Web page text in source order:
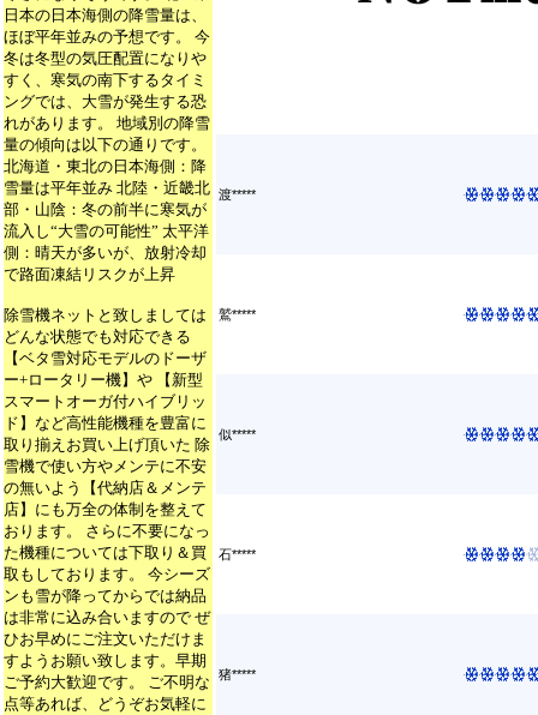
日本の日本海側の降雪量は、
ほぼ平年並みの予想です。 今
冬は冬型の気圧配置になりや
すく、寒気の南下するタイミ
ングでは、大雪が発生する恐
れがあります。 地域別の降雪
量の傾向は以下の通りです。
北海道・東北の日本海側：降
雪量は平年並み 北陸・近畿北
部・山陰：冬の前半に寒気が
流入し“大雪の可能性” 太平洋
側：晴天が多いが、放射冷却
で路面凍結リスクが上昇
除雪機ネットと致しましては
どんな状態でも対応できる
【ベタ雪対応モデルのドーザ
ー+ロータリー機】や 【新型
スマートオーガ付ハイブリッ
ド】など高性能機種を豊富に
取り揃えお買い上げ頂いた 除
雪機で使い方やメンテに不安
の無いよう【代納店＆メンテ
店】にも万全の体制を整えて
おります。 さらに不要になっ
た機種については下取り＆買
取もしております。 今シーズ
ンも雪が降ってからでは納品
は非常に込み合いますので ぜ
ひお早めにご注文いただけま
すようお願い致します。早期
ご予約大歓迎です。 ご不明な
点等あれば、どうぞお気軽に
渡*****
鷲*****
似*****
石*****
猪*****